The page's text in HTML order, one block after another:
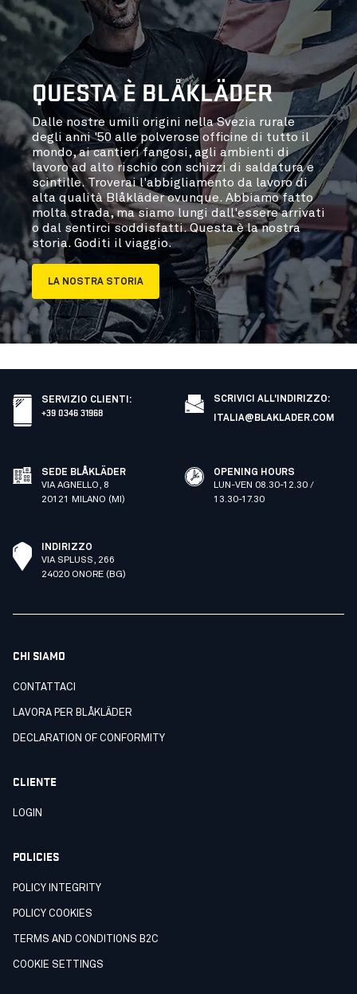
QUESTA È BLÅKLÄDER
Dalle nostre umili origini nella Svezia rurale
degli anni '50 alle polverose officine di tutto il
mondo, ai cantieri fangosi, agli ambienti di
lavoro ad alto rischio con schizzi di saldatura e
scintille. Troverai l'abbigliamento da lavoro di
alta qualità Blåkläder ovunque. Abbiamo fatto
molta strada, ma siamo lungi dall'essere arrivati
o dal sentirci soddisfatti. Questa è la nostra
storia. Goditi il viaggio.
LA NOSTRA STORIA
SERVIZIO CLIENTI :
+39 0346 31968
SCRIVICI ALL'INDIRIZZO:
ITALIA@BLAKLADER.COM
SEDE BLÅKLÄDER
VIA AGNELLO, 8
20121 MILANO (MI)
OPENING HOURS
LUN-VEN 08.30-12.30 /
13.30-17.30
INDIRIZZO
VIA SPLUSS, 266
24020 ONORE (BG)
CHI SIAMO
CONTATTACI
LAVORA PER BLÅKLÄDER
DECLARATION OF CONFORMITY
CLIENTE
LOGIN
POLICIES
POLICY INTEGRITY
POLICY COOKIES
TERMS AND CONDITIONS B2C
COOKIE SETTINGS